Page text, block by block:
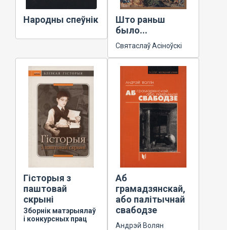
Народны спеўнік
Што раньш
было...
Святаслаў Асіноўскі
Гісторыя з
паштовай
скрыні
Зборнік матэрыялаў
і конкурсных прац
Аб
грамадзянскай,
або палітычнай
свабодзе
Андрэй Волян